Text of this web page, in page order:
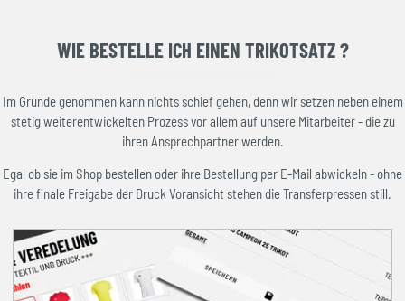
WIE BESTELLE ICH EINEN TRIKOTSATZ ?
Im Grunde genommen kann nichts schief gehen, denn wir setzen neben einem
stetig weiterentwickelten Prozess vor allem auf unsere Mitarbeiter - die zu
ihren Ansprechpartner werden.
Egal ob sie im Shop bestellen oder ihre Bestellung per E-Mail abwickeln - ohne
ihre finale Freigabe der Druck Voransicht stehen die Transferpressen still.